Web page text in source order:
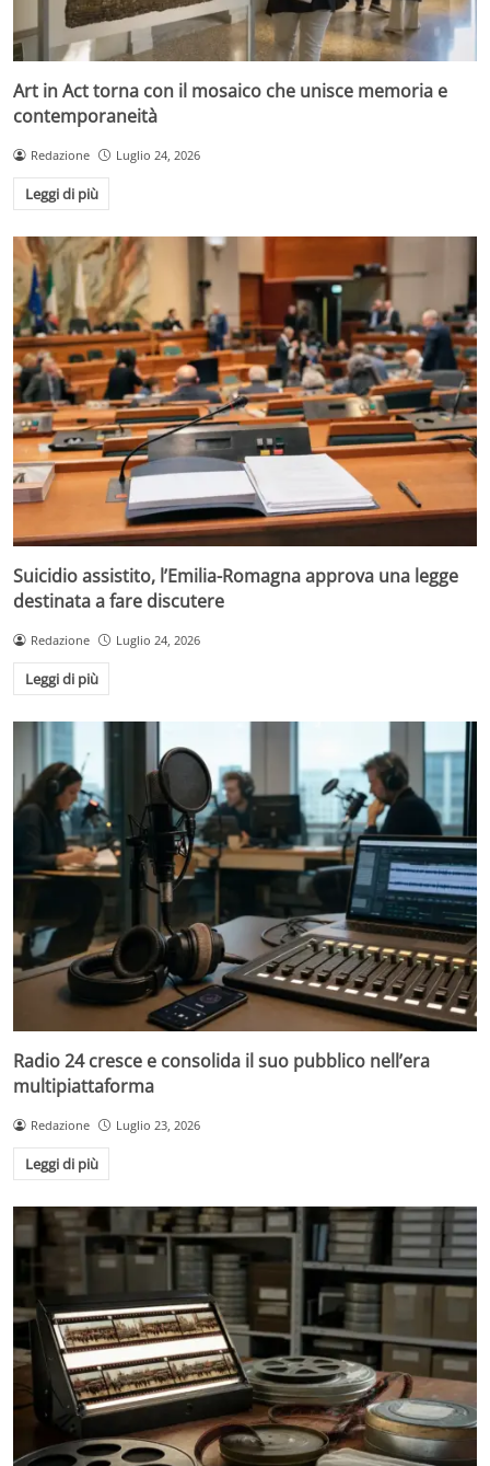
Art in Act torna con il mosaico che unisce memoria e
contemporaneità
Redazione Luglio 24, 2026
Leggi di più
Suicidio assistito, l’Emilia-Romagna approva una legge
destinata a fare discutere
Redazione Luglio 24, 2026
Leggi di più
Radio 24 cresce e consolida il suo pubblico nell’era
multipiattaforma
Redazione Luglio 23, 2026
Leggi di più